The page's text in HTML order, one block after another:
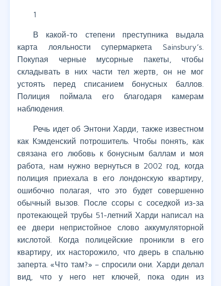
1
В какой-то степени преступника выдала
карта лояльности супермаркета Sainsbury’s.
Покупая черные мусорные пакеты, чтобы
складывать в них части тел жертв, он не мог
устоять перед списанием бонусных баллов.
Полиция поймала его благодаря камерам
наблюдения.
Речь идет об Энтони Харди, также известном
как Кэмденский потрошитель. Чтобы понять, как
связана его любовь к бонусным баллам и моя
работа, нам нужно вернуться в 2002 год, когда
полиция приехала в его лондонскую квартиру,
ошибочно полагая, что это будет совершенно
обычный вызов. После ссоры с соседкой из-за
протекающей трубы 51-летний Харди написал на
ее двери непристойное слово аккумуляторной
кислотой. Когда полицейские проникли в его
квартиру, их насторожило, что дверь в спальню
заперта. «Что там?» – спросили они. Харди делал
вид, что у него нет ключей, пока один из